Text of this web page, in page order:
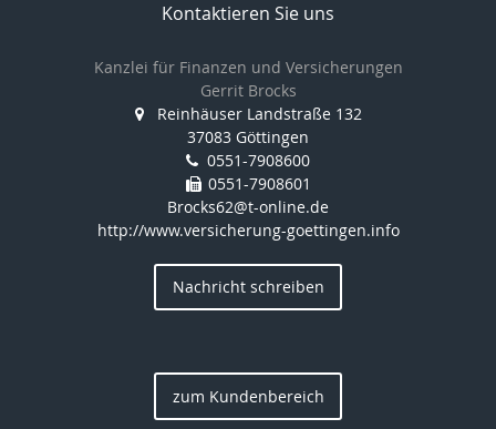
Kontaktieren Sie uns
Kanzlei für Finanzen und Versicherungen
Gerrit Brocks
Reinhäuser Landstraße 132
37083 Göttingen
0551-7908600
0551-7908601
Brocks62@t-online.de
http://www.versicherung-goettingen.info
Nachricht schreiben
zum Kundenbereich